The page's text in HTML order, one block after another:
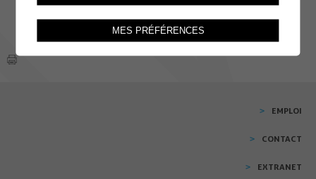
EMPLOI
CONTACT
EXTRANET
MES PRÉFÉRENCES